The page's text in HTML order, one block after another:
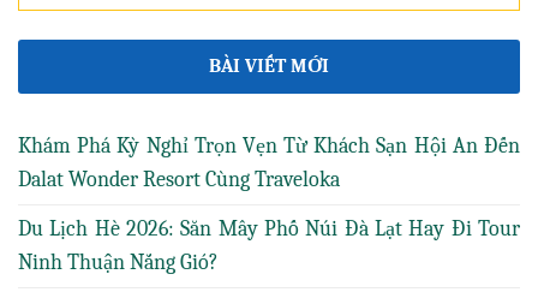
BÀI VIẾT MỚI
Khám Phá Kỳ Nghỉ Trọn Vẹn Từ Khách Sạn Hội An Đến
Dalat Wonder Resort Cùng Traveloka
Du Lịch Hè 2026: Săn Mây Phố Núi Đà Lạt Hay Đi Tour
Ninh Thuận Nắng Gió?